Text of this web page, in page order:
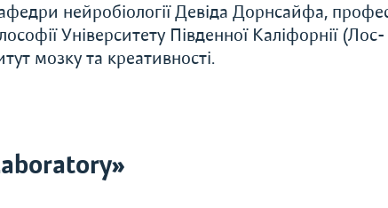
нейробіології Девіда Дорнсайфа,
Університету Південної Каліфорнії (Лос-
мозку та креативності.